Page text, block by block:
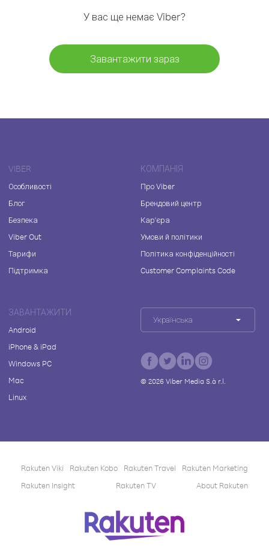
У вас ще немає Viber?
Завантажити зараз
VIBER
Особливості
Блог
Безпека
Viber Out
Тарифи
Підтримка
КОМПАНІЯ
Про Viber
Брендовий центр
Кар'єра
Умови й політики
Політика конфіденційності
Customer Complaints Code
ЗАВАНТАЖИТИ
Android
iPhone & iPad
Windows PC
Mac
Linux
Українська
© 2026Viber Media S.à r.l.
Rakuten Viki Rakuten Kobo Rakuten Travel
Rakuten Marketing
Rakuten Insight
Rakuten TV About Rakuten